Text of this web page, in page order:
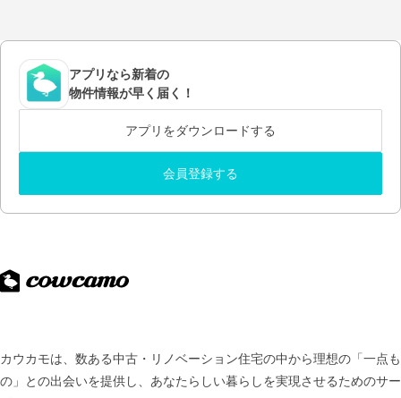
アプリなら新着の
物件情報が早く届く！
アプリをダウンロードする
会員登録する
カウカモは、数ある中古・リノベーション住宅の中から理想の「一点も
の」との出会いを提供し、 あなたらしい暮らしを実現させるためのサー